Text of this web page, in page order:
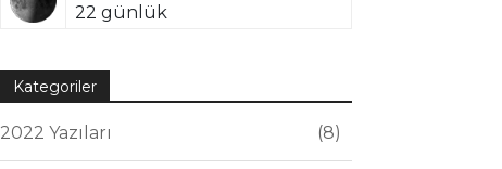
22 günlük
Kategoriler
2022 Yazıları 8